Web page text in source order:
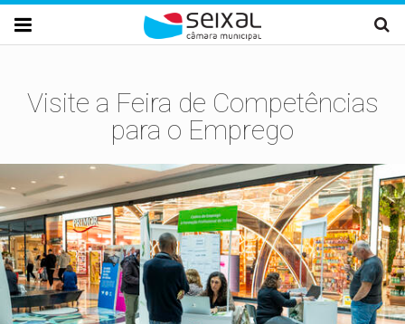
Passar para o conteúdo principal

Visite a Feira de Competências
para o Emprego